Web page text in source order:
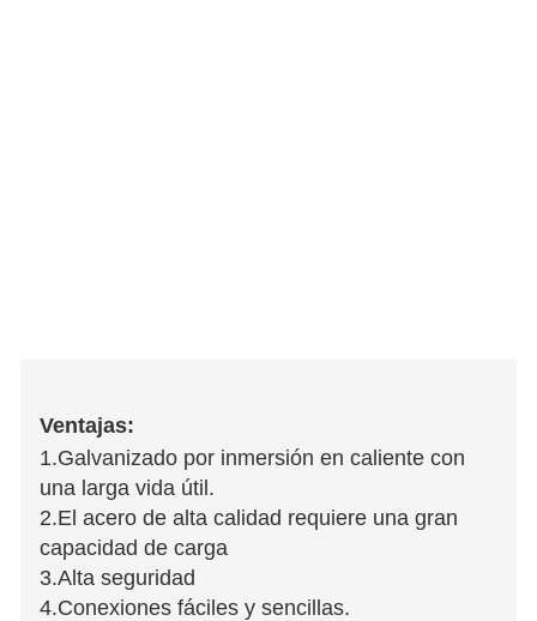
Ventajas:
1.Galvanizado por inmersión en caliente con
una larga vida útil.
2.El acero de alta calidad requiere una gran
capacidad de carga
3.Alta seguridad
4.Conexiones fáciles y sencillas.